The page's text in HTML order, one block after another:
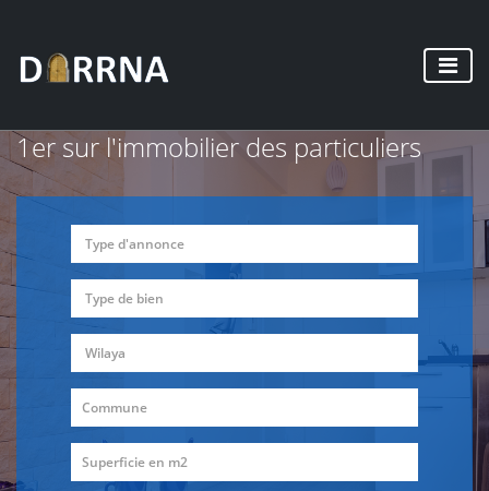
1er sur l'immobilier des particuliers
Type d'annonce
Type de bien
Wilaya